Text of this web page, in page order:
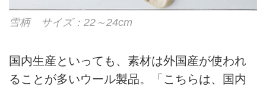
雪柄 サイズ：22～24cm
国内生産といっても、素材は外国産が使われ
ることが多いウール製品。「こちらは、国内